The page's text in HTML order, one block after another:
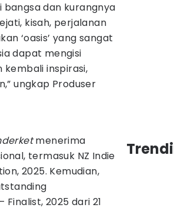
dan kurangnya
kisah, perjalanan
‘oasis’ yang sangat
dapat mengisi
inspirasi,
ungkap Produser
menerima
termasuk NZ Indie
2025. Kemudian,
2025 dari 21